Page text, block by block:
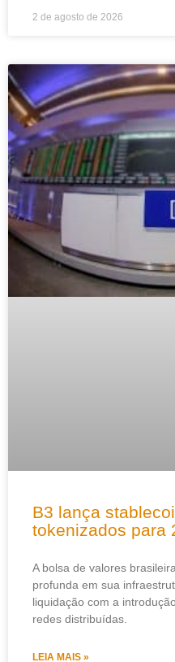
2 de agosto de 2026
B3 lança
tokenizados para
A bolsa de valores
profunda em sua
liquidação com a
redes distribuídas.
LEIA MAIS »